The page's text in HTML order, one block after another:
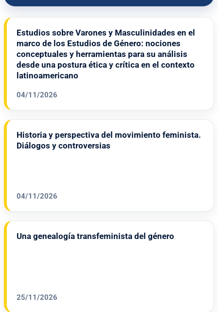
Estudios sobre Varones y Masculinidades en el
marco de los Estudios de Género: nociones
conceptuales y herramientas para su análisis
desde una postura ética y crítica en el contexto
latinoamericano
04/11/2026
Historia y perspectiva del movimiento feminista.
Diálogos y controversias
04/11/2026
Una genealogía transfeminista del género
25/11/2026